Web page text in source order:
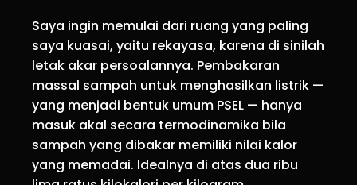
Saya ingin memulai dari ruang yang paling
saya kuasai, yaitu rekayasa, karena di sinilah
letak akar persoalannya. Pembakaran
massal sampah untuk menghasilkan listrik —
yang menjadi bentuk umum PSEL — hanya
masuk akal secara termodinamika bila
sampah yang dibakar memiliki nilai kalor
yang memadai. Idealnya di atas dua ribu